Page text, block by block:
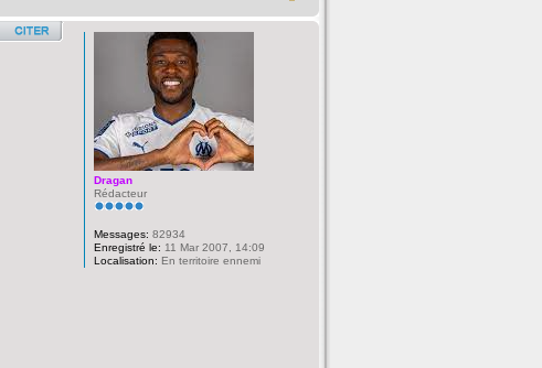
Dragan
Rédacteur
Messages: 82934
Enregistré le: 11 Mar 2007, 14:09
Localisation: En territoire ennemi